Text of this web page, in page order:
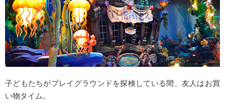
子どもたちがプレイグラウンドを探検している間、友人はお買
い物タイム。